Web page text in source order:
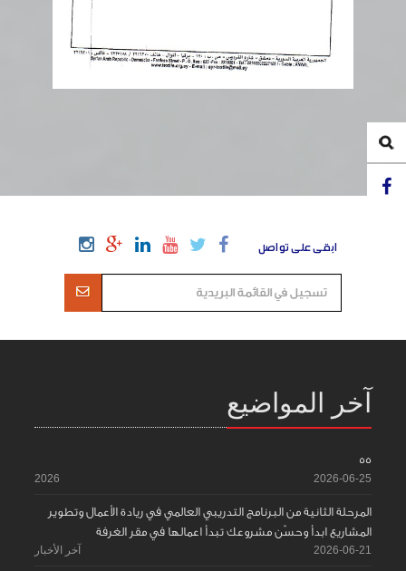
ابقى على تواصل
آخر المواضيع
55
2026-06-25
2026
المرحلة الثانية من البرنامج التدريبي العالمي في ريادة الأعمال وتطوير
المشاريع ابدأ وحسّن مشروعك تبدأ اعمالها في مقر الغرفة
2026-06-21 آخر الأخبار